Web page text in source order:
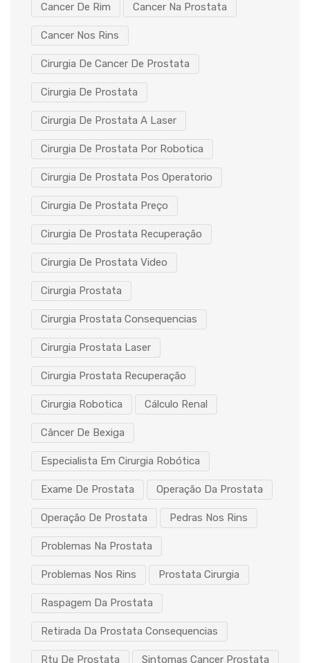
Cancer De Rim Cancer Na Prostata
Cancer Nos Rins
Cirurgia De Cancer De Prostata
Cirurgia De Prostata
Cirurgia De Prostata A Laser
Cirurgia De Prostata Por Robotica
Cirurgia De Prostata Pos Operatorio
Cirurgia De Prostata Preço
Cirurgia De Prostata Recuperação
Cirurgia De Prostata Video
Cirurgia Prostata
Cirurgia Prostata Consequencias
Cirurgia Prostata Laser
Cirurgia Prostata Recuperação
Cirurgia Robotica Cálculo Renal
Câncer De Bexiga
Especialista Em Cirurgia Robótica
Exame De Prostata Operação Da Prostata
Operação De Prostata Pedras Nos Rins
Problemas Na Prostata
Problemas Nos Rins Prostata Cirurgia
Raspagem Da Prostata
Retirada Da Prostata Consequencias
Rtu De Prostata Sintomas Cancer Prostata